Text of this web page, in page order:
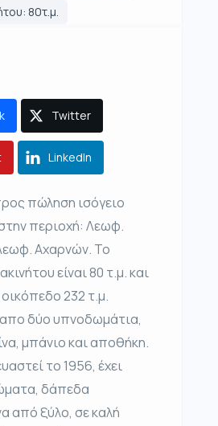
80τ.μ.
Twitter
LinkedIn
πώληση ισόγειο
περιοχή: Λεωφ.
Αχαρνών. Το
είναι 80 τ.μ. και
232 τ.μ.
απο δύο υπνοδωμάτια,
μπάνιο και αποθήκη.
το 1956, έχει
δάπεδα
από ξύλο, σε καλή